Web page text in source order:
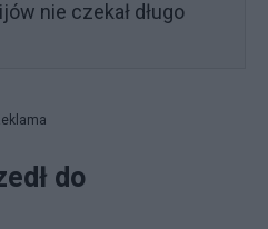
nie czekał długo
do